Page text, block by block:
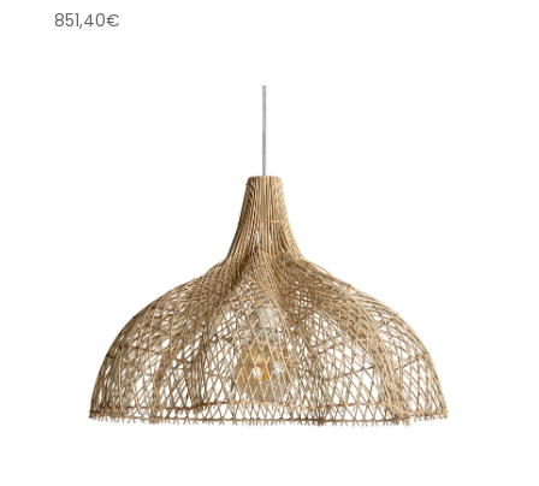
851,40€